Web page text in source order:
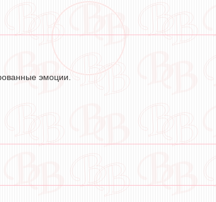
эмоции.